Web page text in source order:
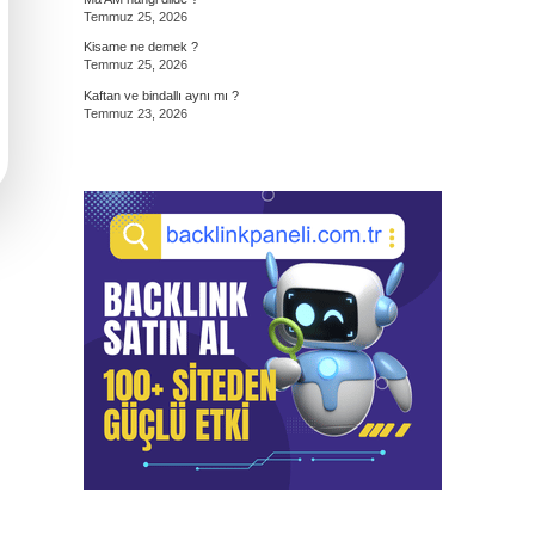
Temmuz 25, 2026
Kisame ne demek ?
Temmuz 25, 2026
Kaftan ve bindallı aynı mı ?
Temmuz 23, 2026